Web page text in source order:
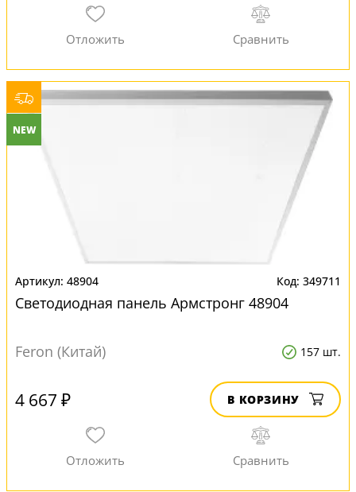
NEW
48904 349711
Светодиодная панель Армстронг 48904
Feron (Китай) 157 шт.
4 667 ₽ В КОРЗИНУ